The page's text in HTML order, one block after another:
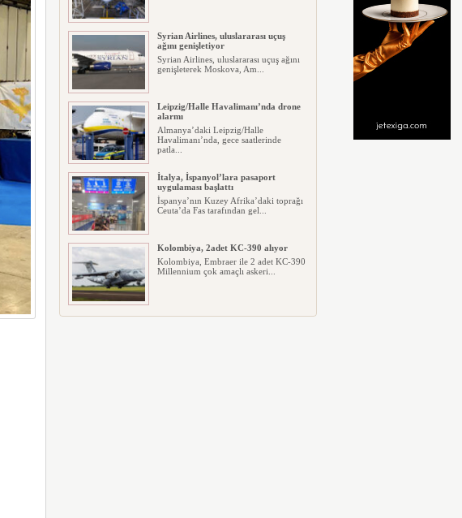
Syrian Airlines, uluslararası uçuş
ağını genişletiyor
Syrian Airlines, uluslararası uçuş ağını
genişleterek Moskova, Am...
Leipzig/Halle Havalimanı’nda drone
alarmı
Almanya’daki Leipzig/Halle
Havalimanı’nda, gece saatlerinde
patla...
İtalya, İspanyol’lara pasaport
uygulaması başlattı
İspanya’nın Kuzey Afrika’daki toprağı
Ceuta’da Fas tarafından gel...
Kolombiya, 2adet KC-390 alıyor
Kolombiya, Embraer ile 2 adet KC-390
Millennium çok amaçlı askeri...
Condor, Frankfurt-Tel Aviv direk